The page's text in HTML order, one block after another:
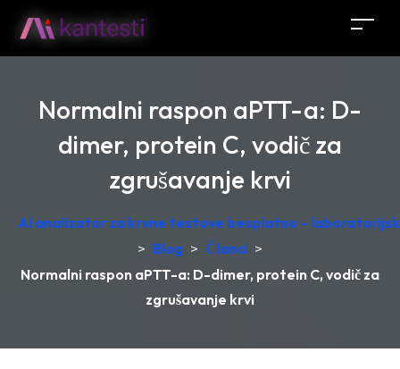
Normalni raspon aPTT-a: D-
dimer, protein C, vodič za
zgrušavanje krvi
AI analizator za krvne testove besplatno –
> Blog > Članci >
Normalni raspon aPTT-a: D-dimer, protein C, vodič za
zgrušavanje krvi